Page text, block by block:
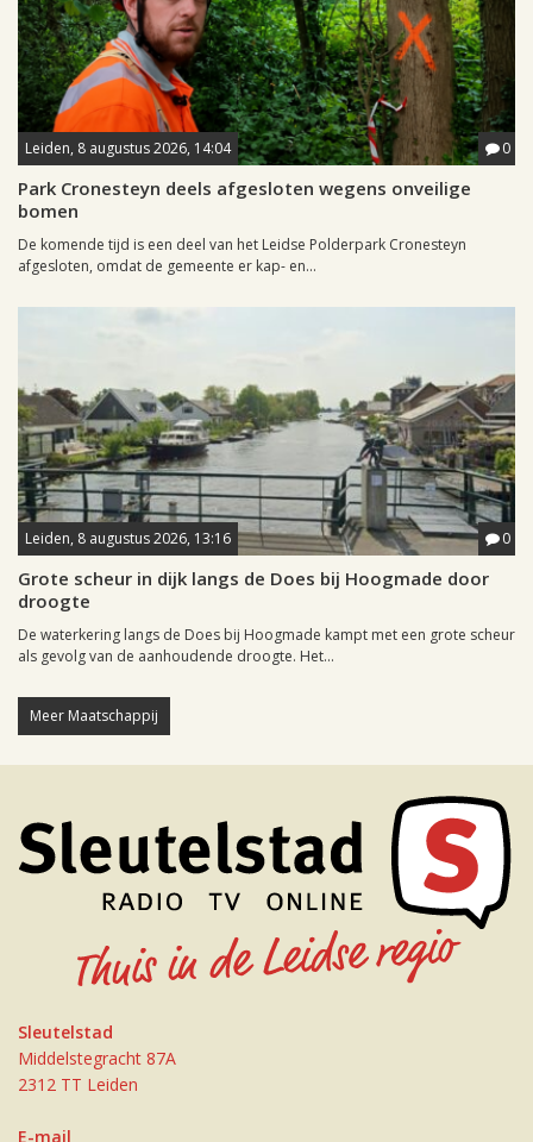
Leiden, 8 augustus 2026, 14:04 0
Park Cronesteyn deels afgesloten wegens onveilige
bomen
De komende tijd is een deel van het Leidse Polderpark Cronesteyn
afgesloten, omdat de gemeente er kap- en...
Leiden, 8 augustus 2026, 13:16 0
Grote scheur in dijk langs de Does bij Hoogmade door
droogte
De waterkering langs de Does bij Hoogmade kampt met een grote scheur
als gevolg van de aanhoudende droogte. Het...
Meer Maatschappij
Sleutelstad
Middelstegracht 87A
2312 TT Leiden
E-mail